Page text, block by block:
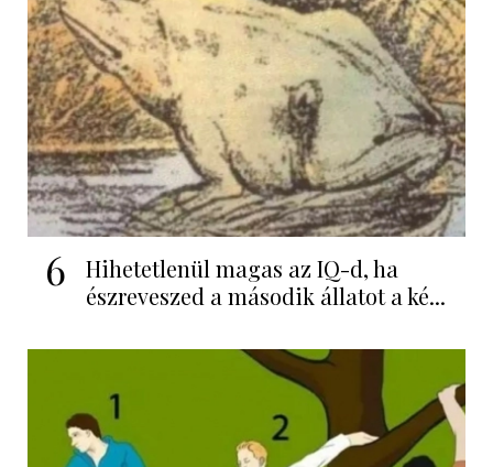
6
Hihetetlenül magas az IQ-d, ha
észreveszed a második állatot a ké...